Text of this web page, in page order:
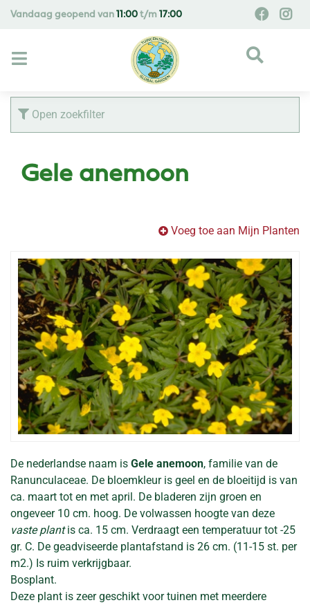
Vandaag geopend van 11:00 t/m 17:00
Open zoekfilter
Gele anemoon
Voeg toe aan Mijn Planten
De nederlandse naam is Gele anemoon, familie van de
Ranunculaceae. De bloemkleur is geel en de bloeitijd is van
ca. maart tot en met april. De bladeren zijn groen en
ongeveer 10 cm. hoog. De volwassen hoogte van deze
vaste plantis ca. 15 cm. Verdraagt een temperatuur tot -25
gr. C. De geadviseerde plantafstand is 26 cm. (11-15 st. per
m2.) Is ruim verkrijgbaar.
Bosplant.
Deze plant is zeer geschikt voor tuinen met meerdere